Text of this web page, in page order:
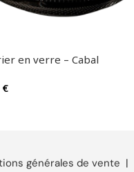
en verre – Cabal
€
générales de vente |